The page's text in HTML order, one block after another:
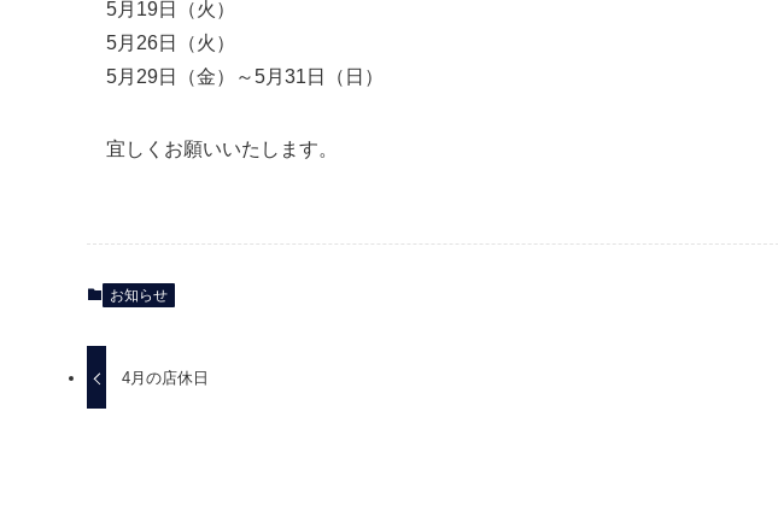
5月19日（火）
5月26日（火）
5月29日（金）～5月31日（日）
宜しくお願いいたします。
お知らせ
4月の店休日